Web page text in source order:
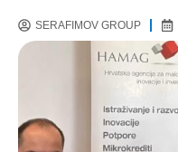
SERAFIMOV GROUP